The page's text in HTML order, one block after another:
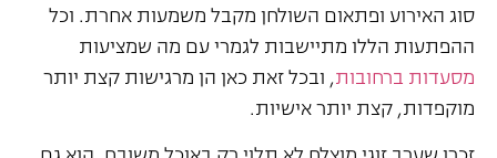
סוג האירוע ופתאום השולחן מקבל משמעות אחרת. וכל
ההפתעות הללו מתיישבות לגמרי עם מה שמציעות
מסעדות ברחובות, ובכל זאת כאן הן מרגישות קצת יותר
מוקפדות, קצת יותר אישיות.